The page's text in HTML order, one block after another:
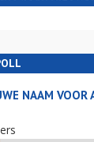
NAAM VOOR